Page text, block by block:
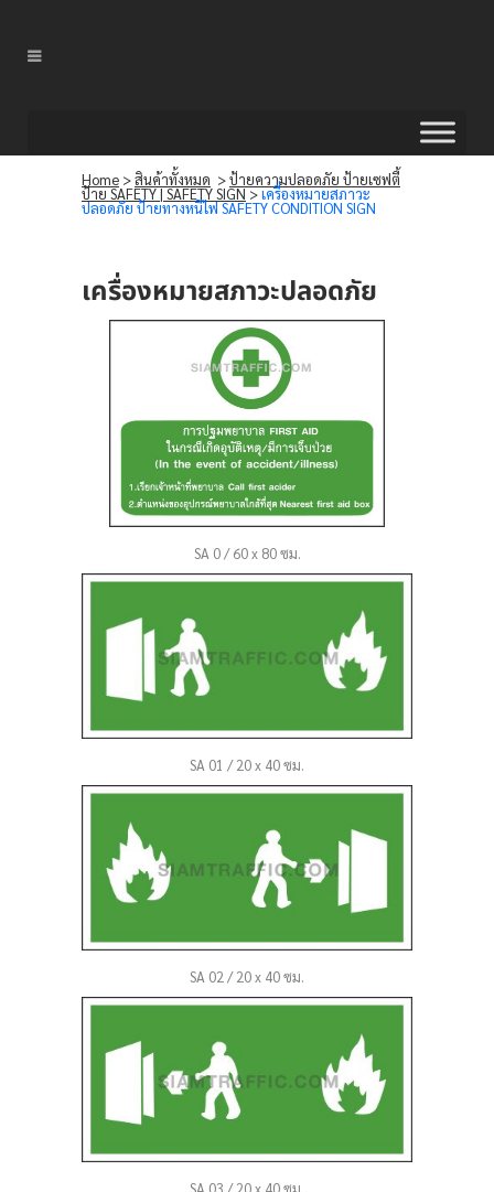
Home >สินค้าทั้งหมด >ป้ายความปลอดภัย ป้ายเซฟตี้
ป้าย SAFETY | SAFETY SIGN>เครื่องหมายสภาวะ
ปลอดภัย ป้ายทางหนีไฟ SAFETY CONDITION SIGN
เครื่องหมายสภาวะปลอดภัย
SA 0 / 60 x 80 ซม.
SA 01 / 20 x 40 ซม.
SA 02 / 20 x 40 ซม.
SA 03 / 20 x 40 ซม.